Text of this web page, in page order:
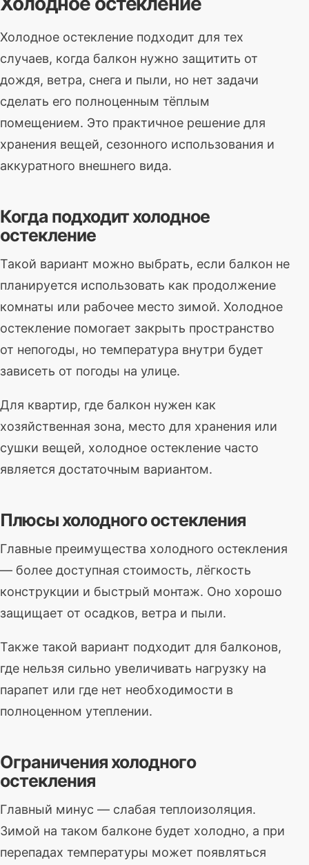
Холодное остекление подходит для тех
случаев, когда балкон нужно защитить от
дождя, ветра, снега и пыли, но нет задачи
сделать его полноценным тёплым
помещением. Это практичное решение для
хранения вещей, сезонного использования и
аккуратного внешнего вида.
Когда подходит холодное
остекление
Такой вариант можно выбрать, если балкон не
планируется использовать как продолжение
комнаты или рабочее место зимой. Холодное
остекление помогает закрыть пространство
от непогоды, но температура внутри будет
зависеть от погоды на улице.
Для квартир, где балкон нужен как
хозяйственная зона, место для хранения или
сушки вещей, холодное остекление часто
является достаточным вариантом.
Плюсы холодного остекления
Главные преимущества холодного остекления
— более доступная стоимость, лёгкость
конструкции и быстрый монтаж. Оно хорошо
защищает от осадков, ветра и пыли.
Также такой вариант подходит для балконов,
где нельзя сильно увеличивать нагрузку на
парапет или где нет необходимости в
полноценном утеплении.
Ограничения холодного
остекления
Главный минус — слабая теплоизоляция.
Зимой на таком балконе будет холодно, а при
перепадах температуры может появляться